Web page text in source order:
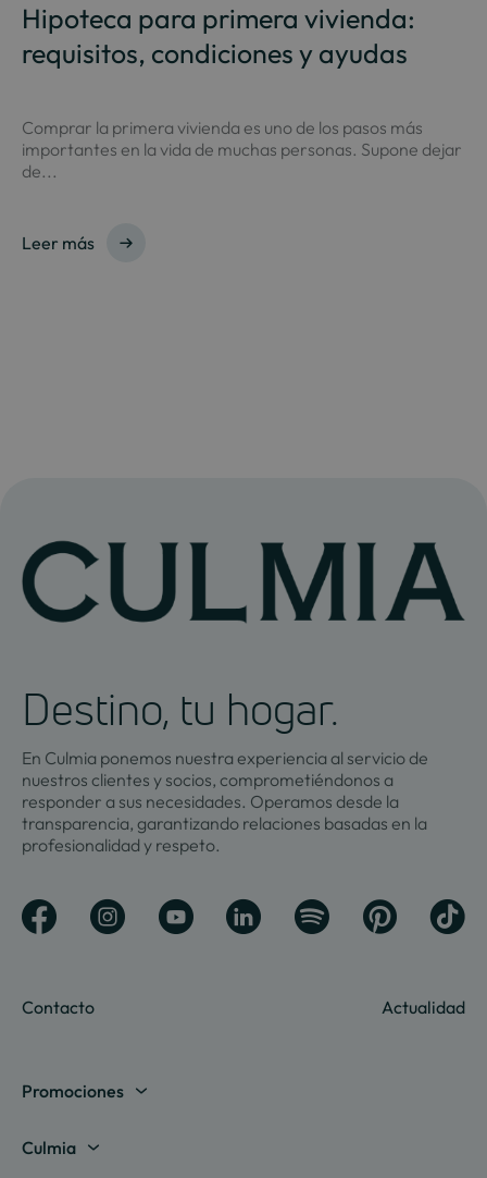
Hipoteca para primera vivienda:
requisitos, condiciones y ayudas
Comprar la primera vivienda es uno de los pasos más
importantes en la vida de muchas personas. Supone dejar
de...
Leer más
Destino, tu hogar.
En Culmia ponemos nuestra experiencia al servicio de
nuestros clientes y socios, comprometiéndonos a
responder a sus necesidades. Operamos desde la
transparencia, garantizando relaciones basadas en la
profesionalidad y respeto.
Contacto Actualidad
Promociones
Culmia